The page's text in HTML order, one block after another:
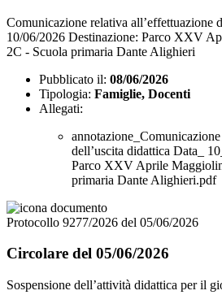
Comunicazione relativa all’effettuazione
10/06/2026 Destinazione: Parco XXV
2C - Scuola primaria Dante Alighieri
Pubblicato il: 08/06/2026
Tipologia: Famiglie, Docenti
Allegati:
dell’uscita didattica Data_
Parco XXV Aprile
primaria Dante Alighieri.pdf
Protocollo 9277/2026 del 05/06/2026
Circolare del 05/06/2026
Sospensione dell’attività didattica per il